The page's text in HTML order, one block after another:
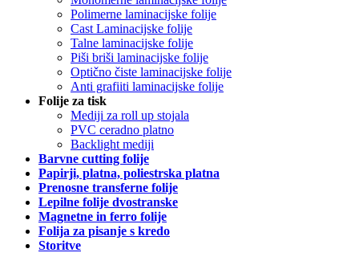
Polimerne laminacijske folije
Cast Laminacijske folije
Talne laminacijske folije
Piši briši laminacijske folije
Optično čiste laminacijske folije
Anti grafiiti laminacijske folije
Folije za tisk
Mediji za roll up stojala
PVC ceradno platno
Backlight mediji
Barvne cutting folije
Papirji, platna, poliestrska platna
Prenosne transferne folije
Lepilne folije dvostranske
Magnetne in ferro folije
Folija za pisanje s kredo
Storitve